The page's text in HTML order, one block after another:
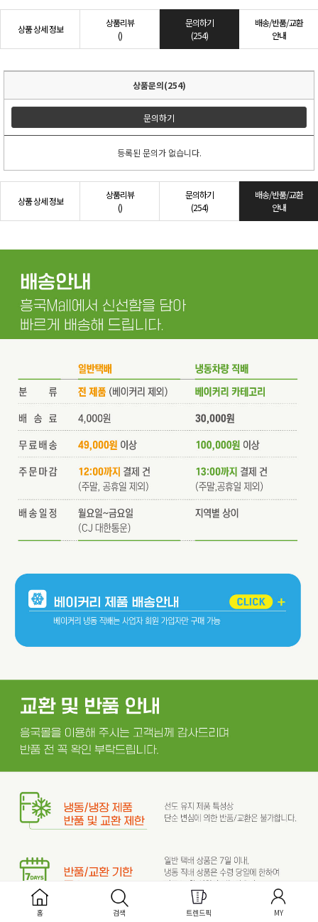
상품 상세 정보
상품리뷰
()
문의하기
(254)
배송/반품/교환
안내
상품문의(254)
문의하기
등록된 문의가 없습니다.
상품 상세 정보
상품리뷰
()
문의하기
(254)
배송/반품/교환
안내
홈 검색 트렌드픽 MY